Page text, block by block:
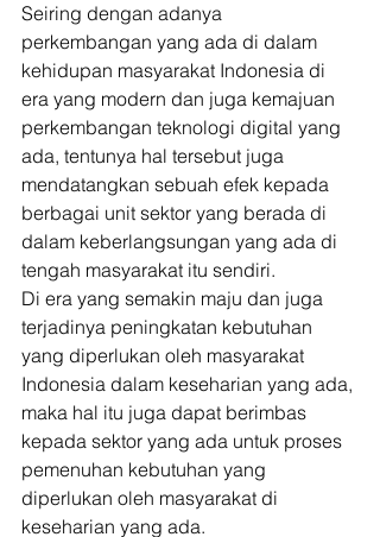
Seiring dengan adanya
perkembangan yang ada di dalam
kehidupan masyarakat Indonesia di
era yang modern dan juga kemajuan
perkembangan teknologi digital yang
ada, tentunya hal tersebut juga
mendatangkan sebuah efek kepada
berbagai unit sektor yang berada di
dalam keberlangsungan yang ada di
tengah masyarakat itu sendiri.
Di era yang semakin maju dan juga
terjadinya peningkatan kebutuhan
yang diperlukan oleh masyarakat
Indonesia dalam keseharian yang ada,
maka hal itu juga dapat berimbas
kepada sektor yang ada untuk proses
pemenuhan kebutuhan yang
diperlukan oleh masyarakat di
keseharian yang ada.